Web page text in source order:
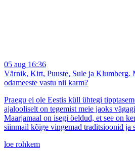
05 aug 16:36
Värnik, Kirt, Puuste, Sule ja Klumberg.
odameeste vastu nii karm?
Praegu ei ole Eestis küll ühtegi
ajalooliselt on tegemist meie jaoks
Maarjamaal on isegi öeldud, et see on
siinmail kõige vingemad traditsioonid ja
loe rohkem